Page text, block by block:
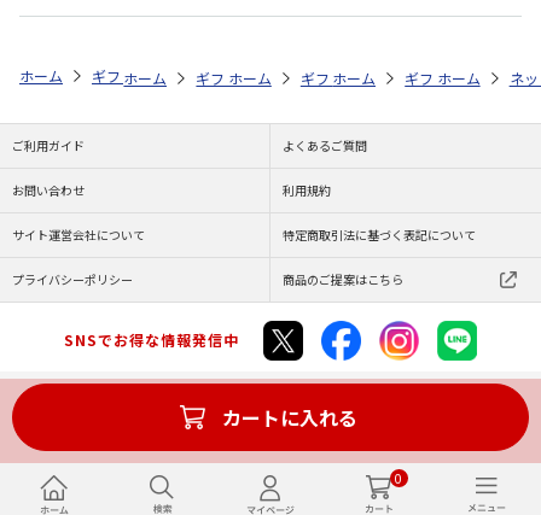
0
カートに入れる
ホーム ギフト通販 内祝い・お返し 出産内祝い ｈｅｌｌｏ ｂ
ホーム ギフト通販 内祝い・お返し 出産内祝い
ホーム ギフト通販 内祝い・お返し
ホーム ギフト通販 内
ホーム ネ
ご利用ガイド よくあるご質問
お問い合わせ 利用規約
サイト運営会社について 特定商取引法に基づく表記について
プライバシーポリシー 商品のご提案はこちら
SNSでお得な情報発信中
Copyright (C) JAPAN POST Co.,Ltd. All Rights Reserved.